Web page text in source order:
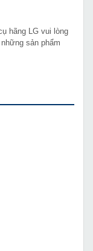
hãng LG vui lòng
sản phẩm